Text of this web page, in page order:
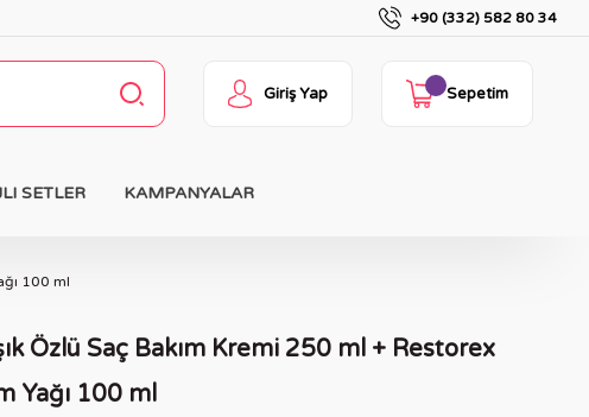
+90 (332) 582 80 34
Giriş Yap Sepetim
SETLER KAMPANYALAR
100 ml
Özlü Saç Bakım Kremi 250 ml + Restorex
Yağı 100 ml